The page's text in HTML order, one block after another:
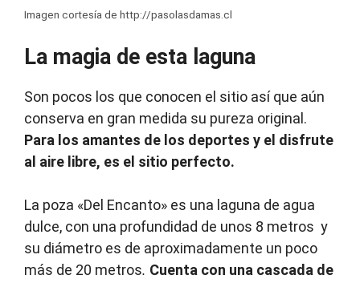
Imagen cortesía de http://pasolasdamas.cl
La magia de esta laguna
Son pocos los que conocen el sitio así que aún
conserva en gran medida su pureza original.
Para los amantes de los deportes y el disfrute
al aire libre, es el sitio perfecto.
La poza «Del Encanto» es una laguna de agua
dulce, con una profundidad de unos 8 metros y
su diámetro es de aproximadamente un poco
más de 20 metros. Cuenta con una cascada de